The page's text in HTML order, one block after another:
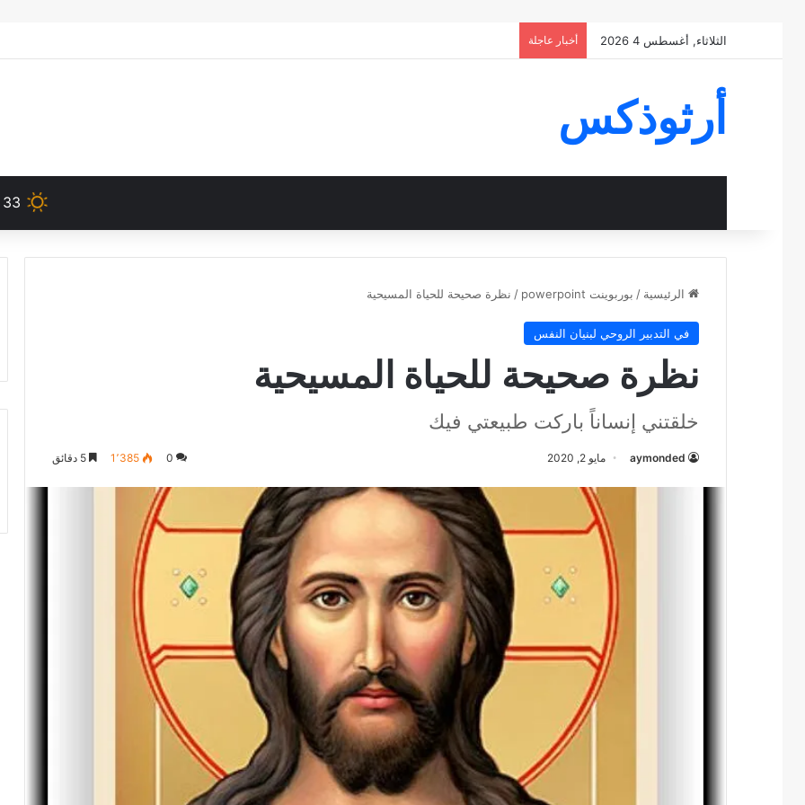
الثلاثاء, أغسطس 4 2026 أخبار عاجلة
أرثوذكس
33
الرئيسية / بوربوينت powerpoint / نظرة صحيحة للحياة المسيحية
في التدبير الروحي لبنيان النفس
نظرة صحيحة للحياة المسيحية
خلقتني إنساناً باركت طبيعتي فيك
aymonded مايو 2, 2020 0 1٬385